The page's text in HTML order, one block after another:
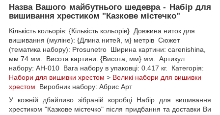
Назва Вашого майбутнього шедевра - Набір для
вишивання хрестиком "Казкове містечко"
Кількість кольорів: {Кількість кольорів} Довжина ниток для
вишивання (муліне): {Длина нитей, м} метрів Сюжет
(тематика набору): Prosunetro Ширина картини: carenishina,
мм 74 мм. Висота картини: {Висота, мм} мм. Артикул
набору: AH-010 Вага набору в упаковці: 0.417 кг. Категорія:
Набори для вишивки хрестом > Великі набори для вишивки
хрестом Виробник набору: Абрис Арт
У кожній дбайливо зібраній коробці Набір для вишивання
хрестиком "Казкове містечко" після придбання та доставки Ви